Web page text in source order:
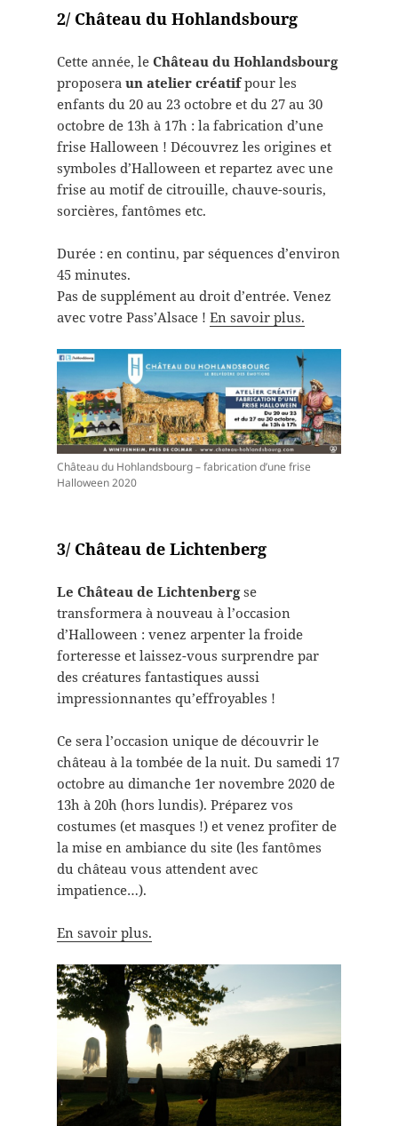
2/ Château du Hohlandsbourg
Cette année, le Château du Hohlandsbourg
proposera un atelier créatifpour les
enfants du 20 au 23 octobre et du 27 au 30
octobre de 13h à 17h : la fabrication d’une
frise Halloween ! Découvrez les origines et
symboles d’Halloween et repartez avec une
frise au motif de citrouille, chauve-souris,
sorcières, fantômes etc.
Durée : en continu, par séquences d’environ
45 minutes.
Pas de supplément au droit d’entrée. Venez
avec votre Pass’Alsace ! En savoir plus.
Château du Hohlandsbourg – fabrication d’une frise
Halloween 2020
3/ Château de Lichtenberg
Le Château de Lichtenbergse
transformera à nouveau à l’occasion
d’Halloween : venez arpenter la froide
forteresse et laissez-vous surprendre par
des créatures fantastiques aussi
impressionnantes qu’effroyables !
Ce sera l’occasion unique de découvrir le
château à la tombée de la nuit. Du samedi 17
octobre au dimanche 1er novembre 2020 de
13h à 20h (hors lundis). Préparez vos
costumes (et masques !) et venez profiter de
la mise en ambiance du site (les fantômes
du château vous attendent avec
impatience…).
En savoir plus.